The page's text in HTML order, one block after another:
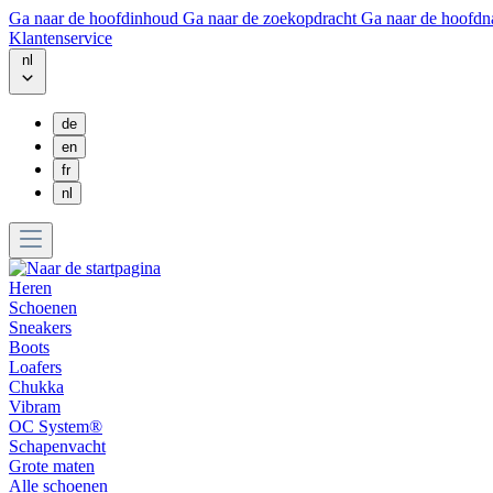
Ga naar de hoofdinhoud Ga naar de zoekopdracht Ga naar de
Klantenservice
nl
de
en
fr
nl
Heren
Schoenen
Sneakers
Boots
Loafers
Chukka
Vibram
OC System®
Schapenvacht
Grote maten
Alle schoenen